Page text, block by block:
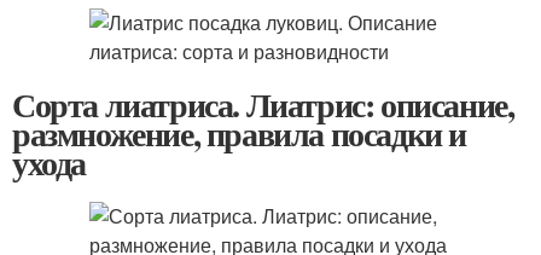
Сорта лиатриса. Лиатрис: описание,
размножение, правила посадки и
ухода